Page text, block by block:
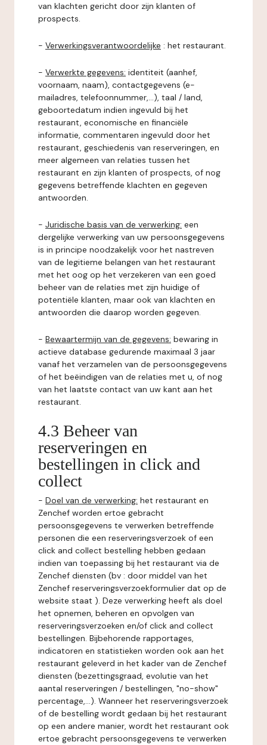
van klachten gericht door zijn klanten of
prospects.
- Verwerkingsverantwoordelijke : het restaurant.
- Verwerkte gegevens: identiteit (aanhef,
voornaam, naam), contactgegevens (e-
mailadres, telefoonnummer,...), taal / land,
geboortedatum indien ingevuld bij het
restaurant, economische en financiële
informatie, commentaren ingevuld door het
restaurant, geschiedenis van reserveringen, en
meer algemeen van relaties tussen het
restaurant en zijn klanten of prospects, of nog
gegevens betreffende klachten en gegeven
antwoorden.
- Juridische basis van de verwerking: een
dergelijke verwerking van uw persoonsgegevens
is in principe noodzakelijk voor het nastreven
van de legitieme belangen van het restaurant
met het oog op het verzekeren van een goed
beheer van de relaties met zijn huidige of
potentiële klanten, maar ook van klachten en
antwoorden die daarop worden gegeven.
- Bewaartermijn van de gegevens: bewaring in
actieve database gedurende maximaal 3 jaar
vanaf het verzamelen van de persoonsgegevens
of het beëindigen van de relaties met u, of nog
van het laatste contact van uw kant aan het
restaurant.
4.3 Beheer van
reserveringen en
bestellingen in click and
collect
- Doel van de verwerking: het restaurant en
Zenchef worden ertoe gebracht
persoonsgegevens te verwerken betreffende
personen die een reserveringsverzoek of een
click and collect bestelling hebben gedaan
indien van toepassing bij het restaurant via de
Zenchef diensten (bv : door middel van het
Zenchef reserveringsverzoekformulier dat op de
website staat ). Deze verwerking heeft als doel
het opnemen, beheren en opvolgen van
reserveringsverzoeken en/of click and collect
bestellingen. Bijbehorende rapportages,
indicatoren en statistieken worden ook aan het
restaurant geleverd in het kader van de Zenchef
diensten (bezettingsgraad, evolutie van het
aantal reserveringen / bestellingen, "no-show"
percentage,...). Wanneer het reserveringsverzoek
of de bestelling wordt gedaan bij het restaurant
op een andere manier, wordt het restaurant ook
ertoe gebracht persoonsgegevens te verwerken